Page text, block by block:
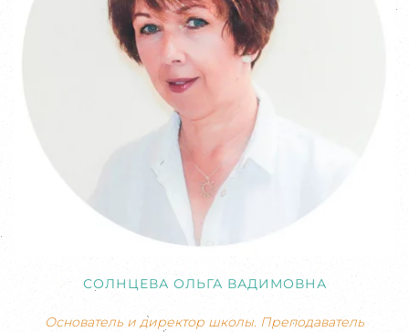
СОЛНЦЕВА ОЛЬГА ВАДИМОВНА
Основатель и директор школы. Преподаватель